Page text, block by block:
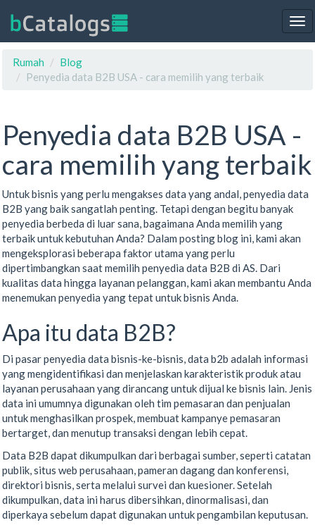
Rumah
Blog
Penyedia data B2B USA - cara memilih yang terbaik
Penyedia data B2B USA -
cara memilih yang terbaik
Untuk bisnis yang perlu mengakses data yang andal, penyedia data
B2B yang baik sangatlah penting. Tetapi dengan begitu banyak
penyedia berbeda di luar sana, bagaimana Anda memilih yang
terbaik untuk kebutuhan Anda? Dalam posting blog ini, kami akan
mengeksplorasi beberapa faktor utama yang perlu
dipertimbangkan saat memilih penyedia data B2B di AS. Dari
kualitas data hingga layanan pelanggan, kami akan membantu Anda
menemukan penyedia yang tepat untuk bisnis Anda.
Apa itu data B2B?
Di pasar penyedia data bisnis-ke-bisnis, data b2b adalah informasi
yang mengidentifikasi dan menjelaskan karakteristik produk atau
layanan perusahaan yang dirancang untuk dijual ke bisnis lain. Jenis
data ini umumnya digunakan oleh tim pemasaran dan penjualan
untuk menghasilkan prospek, membuat kampanye pemasaran
bertarget, dan menutup transaksi dengan lebih cepat.
Data B2B dapat dikumpulkan dari berbagai sumber, seperti catatan
publik, situs web perusahaan, pameran dagang dan konferensi,
direktori bisnis, serta melalui survei dan kuesioner. Setelah
dikumpulkan, data ini harus dibersihkan, dinormalisasi, dan
diperkaya sebelum dapat digunakan untuk pengambilan keputusan.